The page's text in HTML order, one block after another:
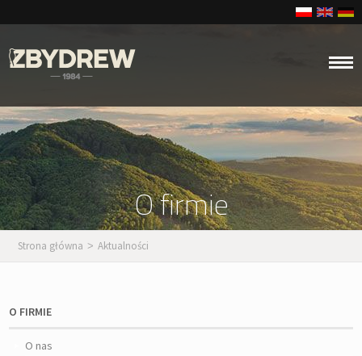
O firmie
Strona główna > Aktualności
O FIRMIE
O nas